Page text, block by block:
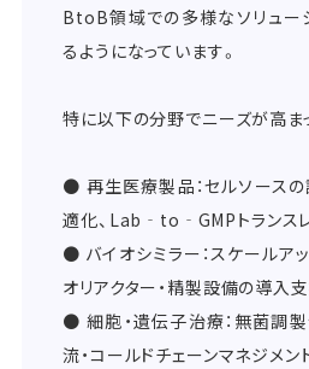
BtoB領域での多様なソリュー
るようになっています。
特に以下の分野でニーズが高ま
● 再生医療製品：セルソース
適化、Lab‐to‐GMPトランス
● バイオシミラー：スケールア
オリアクター・精製設備の導入
● 細胞・遺伝子治療：無菌調
流・コールドチェーンマネジメン